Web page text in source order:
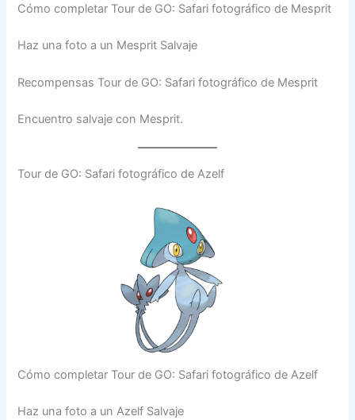
Cómo completar Tour de GO: Safari fotográfico de Mesprit
Haz una foto a un Mesprit Salvaje
Recompensas Tour de GO: Safari fotográfico de Mesprit
Encuentro salvaje con Mesprit.
Tour de GO: Safari fotográfico de Azelf
Cómo completar Tour de GO: Safari fotográfico de Azelf
Haz una foto a un Azelf Salvaje